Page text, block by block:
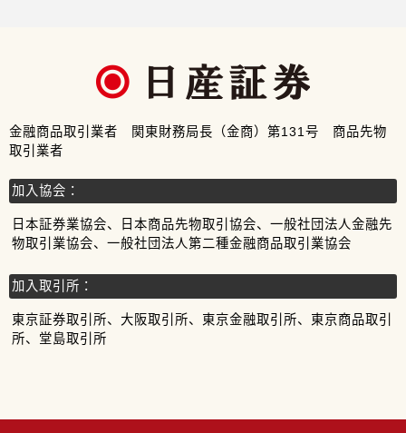
金融商品取引業者 関東財務局長（金商）第131号 商品先物
取引業者
加入協会：
日本証券業協会、日本商品先物取引協会、一般社団法人金融先
物取引業協会、一般社団法人第二種金融商品取引業協会
加入取引所：
東京証券取引所、大阪取引所、東京金融取引所、東京商品取引
所、堂島取引所